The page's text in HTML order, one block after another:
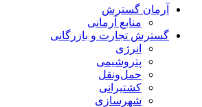
آرمان گسترش
منابع آرمانی
گسترش تجارت و بازرگانی
انرژی
پتروشیمی
حمل‌و‌نقل
کشتیرانی
شهرسازی